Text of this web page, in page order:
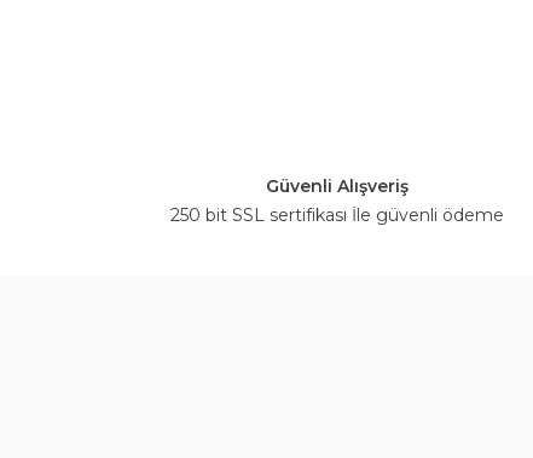
Güvenli Alışveriş
250 bit SSL sertifikası İle güvenli ödeme